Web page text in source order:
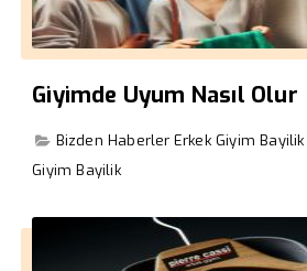
Giyimde Uyum Nasıl Olur
Bizden Haberler Erkek Giyim Bayilik
Giyim Bayilik